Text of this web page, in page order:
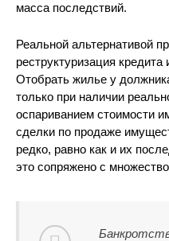
масса последствий.
Реальной альтернативой
реструктуризация кредита
Отобрать жилье у
только при наличии
оспариванием стоимости
сделки по продаже
редко, равно как и их
это сопряжено с